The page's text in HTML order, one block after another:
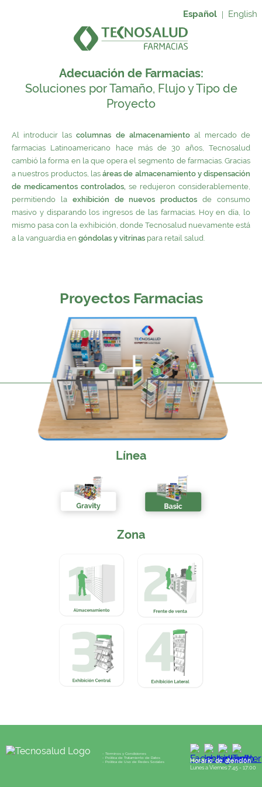
Español | English
Proyectos Farmacias
Línea
Zona
Adecuación de Farmacias:
Soluciones por Tamaño, Flujo y Tipo de
Proyecto
Al introducir lascolumnas de almacenamientoal mercado de
farmacias Latinoamericano hace más de 30 años, Tecnosalud
cambió la forma en la que opera el segmento de farmacias. Gracias
a nuestros productos, las áreas de almacenamiento y dispensación
de medicamentos controlados, se redujeron considerablemente,
permitiendo la exhibición de nuevos productos de consumo
masivo y disparando los ingresos de las farmacias. Hoy en día, lo
mismo pasa con la exhibición, donde Tecnosalud nuevamente está
a la vanguardia en góndolas y vitrinas para retail salud.
- Términos y Condiciones
- Política de Tratamiento de Datos
- Política de Uso de Redes Sociales
Horario de atención
Lunes a Viernes 7:45 - 17:00